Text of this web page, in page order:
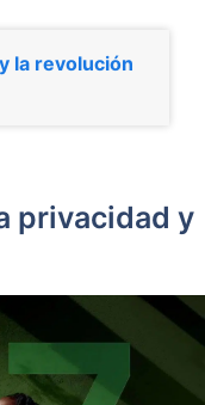
la revolución
privacidad y